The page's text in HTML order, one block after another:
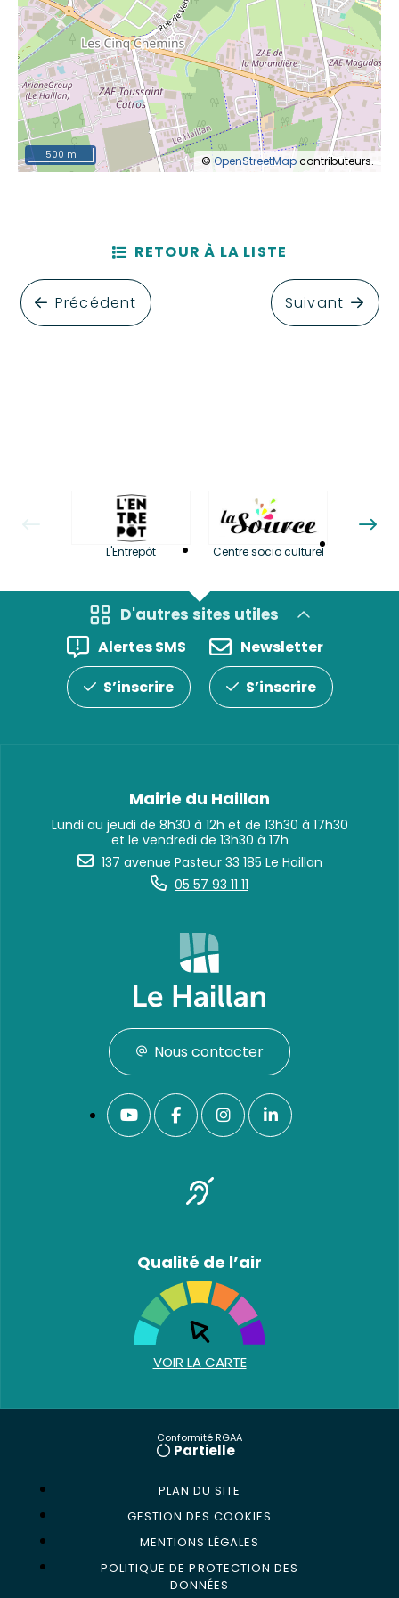
© OpenStreetMapcontributeurs.
500 m
Précédent
RETOUR À LA LISTE
Suivant
L'Entrepôt Centre socio culturel
D'autres sites utiles
Alertes SMS
S’inscrire
Newsletter
S’inscrire
Mairie du Haillan
Lundi au jeudi de 8h30 à 12h et de 13h30 à 17h30
et le vendredi de 13h30 à 17h
137 avenue Pasteur 33 185 Le Haillan
05 57 93 11 11
Nous contacter
Qualité de l’air
VOIR LA CARTE
Conformité RGAA
Partielle
PLAN DU SITE
GESTION DES COOKIES
MENTIONS LÉGALES
POLITIQUE DE PROTECTION DES
DONNÉES